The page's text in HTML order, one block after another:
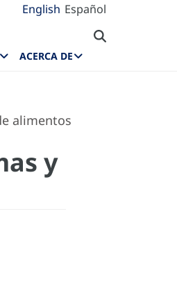
English Español
ACERCA DE
alimentos
y